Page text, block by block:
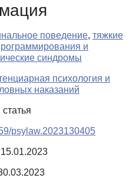
поведение, тяжкие
и
синдромы
психология и
наказаний
psylaw.2023130405
15.01.2023